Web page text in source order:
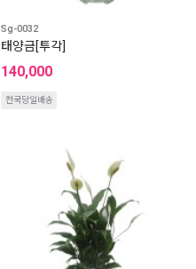
Sg-0032
태양금[투각]
140,000
전국당일배송